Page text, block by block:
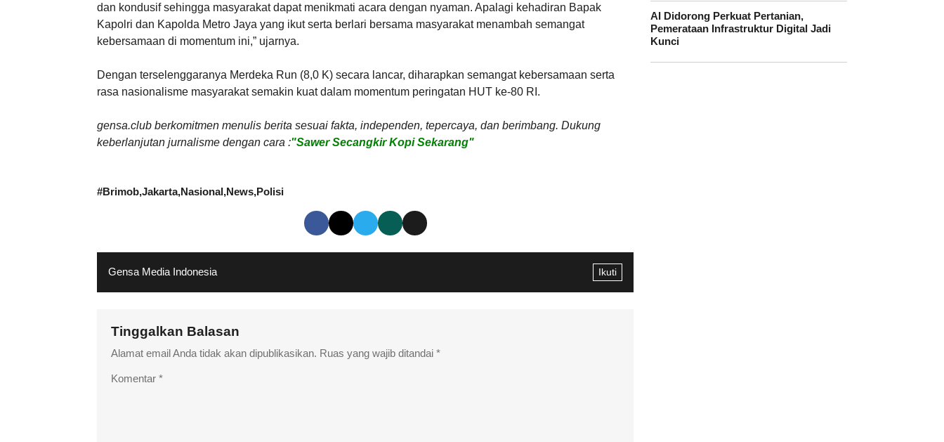
dan kondusif sehingga masyarakat dapat menikmati acara dengan nyaman. Apalagi kehadiran Bapak
Kapolri dan Kapolda Metro Jaya yang ikut serta berlari bersama masyarakat menambah semangat
kebersamaan di momentum ini,” ujarnya.
Dengan terselenggaranya Merdeka Run (8,0 K) secara lancar, diharapkan semangat kebersamaan serta
rasa nasionalisme masyarakat semakin kuat dalam momentum peringatan HUT ke-80 RI.
gensa.club berkomitmen menulis berita sesuai fakta, independen, tepercaya, dan berimbang. Dukung
keberlanjutan jurnalisme dengan cara :"Sawer Secangkir Kopi Sekarang"
#Brimob Jakarta Nasional News Polisi
Gensa Media Indonesia Ikuti
Tinggalkan Balasan
Alamat email Anda tidak akan dipublikasikan. Ruas yang wajib ditandai *
Komentar *
AI Didorong Perkuat Pertanian,
Pemerataan Infrastruktur Digital Jadi
Kunci